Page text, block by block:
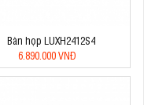
Bàn họp LUXH2412S4
6.890.000 VNĐ